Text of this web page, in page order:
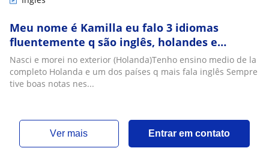
Meu nome é Kamilla eu falo 3 idiomas
fluentemente q são inglês, holandes e
português estou disposta a me candidatar a
aulas online
Nasci e morei no exterior (Holanda)Tenho ensino medio de la
completo Holanda e um dos países q mais fala inglês Sempre
tive boas notas nes...
ver mais Entrar em contato